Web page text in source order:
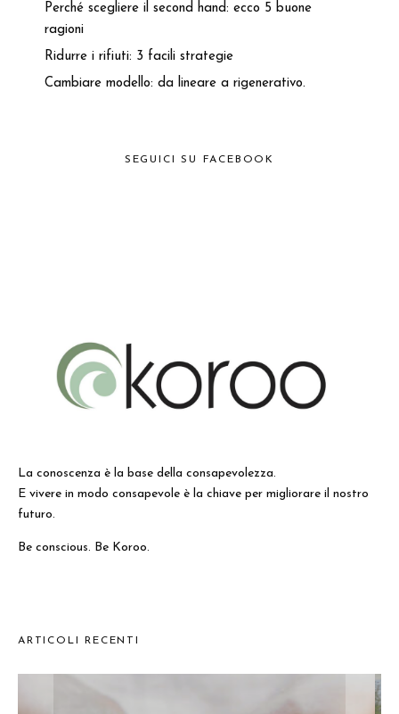
Perché scegliere il second hand: ecco 5 buone
ragioni
Ridurre i rifiuti: 3 facili strategie
Cambiare modello: da lineare a rigenerativo.
SEGUICI SU FACEBOOK
La conoscenza è la base della consapevolezza.
E vivere in modo consapevole è la chiave per migliorare il nostro
futuro.
Be conscious. Be Koroo.
ARTICOLI RECENTI